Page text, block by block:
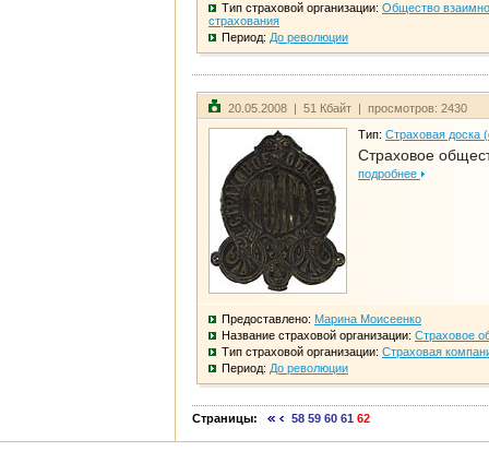
Тип страховой организации: Общество
страхования
Период: До революции
20.05.2008 | 51 Кбайт | просмотров: 2430
Тип: Страховая доска
Страховое
подробнее
Предоставлено: Марина Моисеенко
Название страховой организации: Страховое
Тип страховой организации: Страховая
Период: До революции
Страницы: 58 59 60 61 62